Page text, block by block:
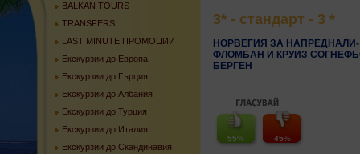
BALKAN TOURS
TRANSFERS
LAST MINUTE ПРОМОЦИИ
Екскурзии до Европа
Екскурзии до Гърция
Екскурзии до Албания
Екскурзии до Турция
Екскурзии до Италия
Екскурзии до Скандинавия
3* - стандарт - 3 *
НОРВЕГИЯ ЗА
ФЛОМБАН И КРУИЗ
БЕРГЕН
55% 45%